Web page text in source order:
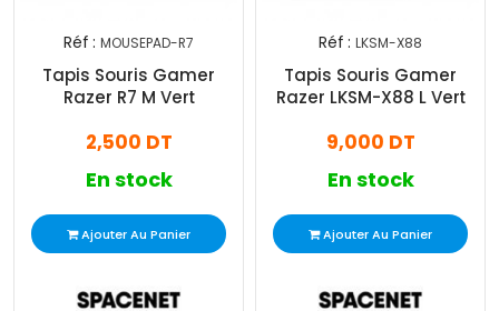
Réf : MOUSEPAD-R7
Tapis Souris Gamer
Razer R7 M Vert
2,500 DT
En stock
Ajouter Au Panier
Réf : LKSM-X88
Tapis Souris Gamer
Razer LKSM-X88 L Vert
9,000 DT
En stock
Ajouter Au Panier